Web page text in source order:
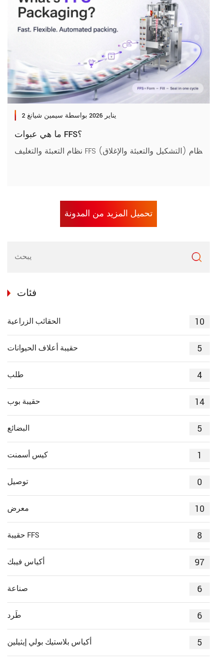
2 يناير 2026 بواسطة سيمين شيانغ
ما هي عبوات FFS؟
تحميل المزيد من المدونة
فئات
الحقائب الزراعية 10
حقيبة أعلاف الحيوانات 5
طلب 4
حقيبة بوب 14
البضائع 5
كيس أسمنت 1
توصيل 0
معرض 10
حقيبة FFS 8
أكياس فيبك 97
صناعة 6
طَرد 6
أكياس بلاستيك بولي إيثيلين 5